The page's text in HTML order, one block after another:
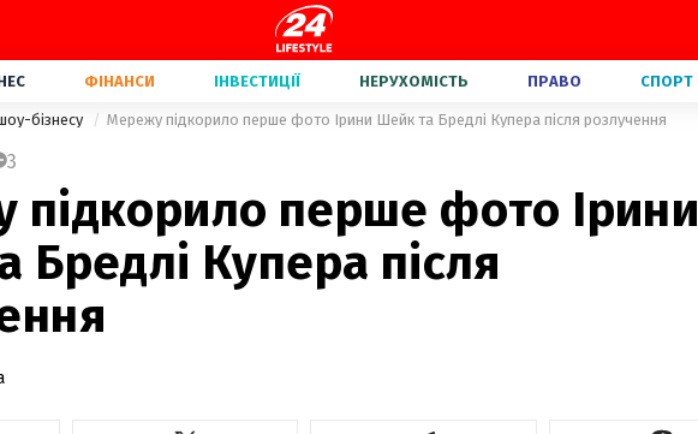
ФІНАНСИ ІНВЕСТИЦІЇ НЕРУХОМІСТЬ ПРАВО СПОРТ
бізнесу Мережу підкорило перше фото Ірини Шейк та Бредлі Купера після розлучення
3
підкорило перше фото Ірини
Бредлі Купера після